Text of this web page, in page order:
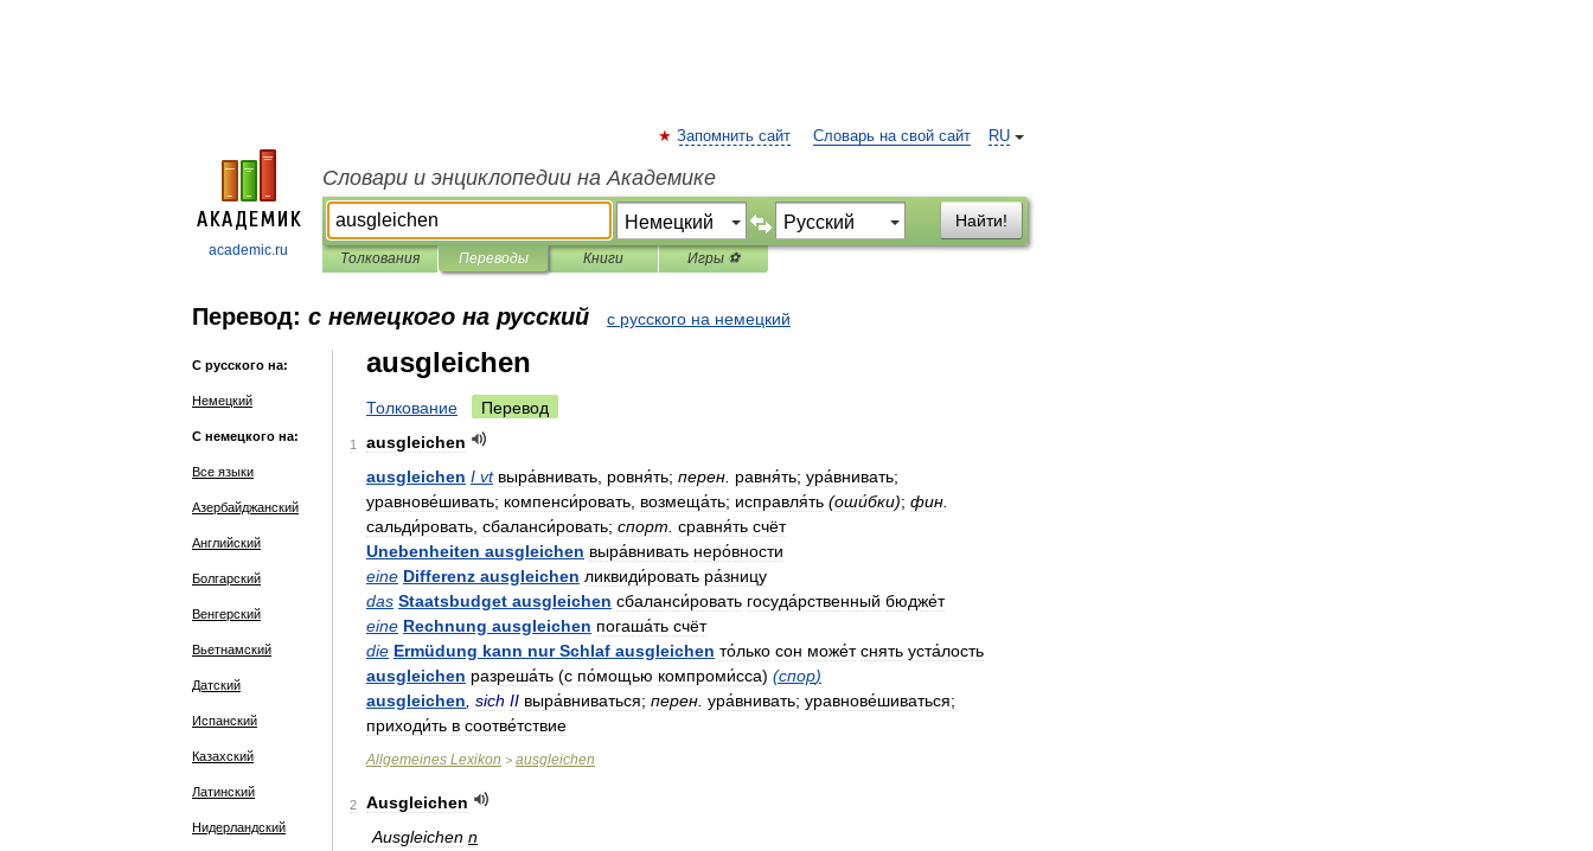
academic.ru
RU
Запомнить сайт Словарь на свой сайт
Словари и энциклопедии на Академике
Найти!
Толкования Переводы Книги Игры ⚽
Перевод: с немецкого на русский с русского на немецкий
С русского на:
Немецкий
С немецкого на:
Все языки
Азербайджанский
Английский
Болгарский
Венгерский
Вьетнамский
Датский
Испанский
Казахский
Латинский
Нидерландский
ausgleichen
Толкование Перевод
1
ausgleichen
ausgleichen I vt выра́внивать ровня́ть; перен равня́ть; ура́внивать;
уравнове́шивать; компенси́ровать возмеща́ть; исправля́ть (оши́бки); фин
сальди́ровать сбаланси́ровать; спорт сравня́ть счёт
Unebenheiten ausgleichen выра́внивать неро́вности
eine Differenz ausgleichen ликвиди́ровать ра́зницу
das Staatsbudget ausgleichen сбаланси́ровать госуда́рственный бюдже́т
eine Rechnung ausgleichen погаша́ть счёт
die Ermüdung kann nur Schlaf ausgleichen то́лько сон може́т снять уста́лость
ausgleichen разреша́ть (с по́мощью компроми́сса) (спор)
ausgleichen sich II выра́вниваться; перен ура́внивать; уравнове́шиваться;
приходи́ть в соотве́тствие
Allgemeines Lexikon > ausgleichen
2
Ausgleichen
Ausgleichen n